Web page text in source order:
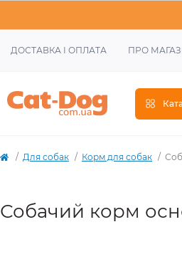
ДОСТАВКА І ОПЛАТА ПРО
Для собак Корм для собак
Собачий корм